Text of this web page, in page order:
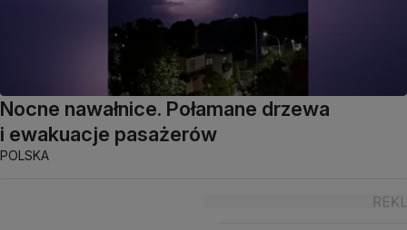
Nocne nawałnice. Połamane drzewa
i ewakuacje pasażerów
POLSKA